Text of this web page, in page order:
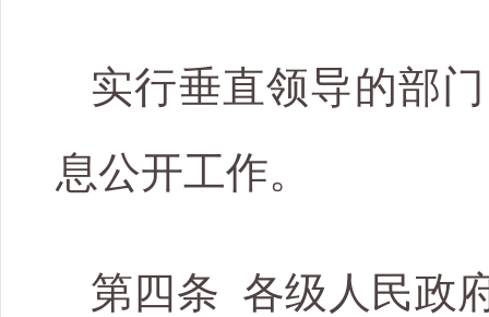
实行垂直领导的部
息公开工作。
第四条 各级人民政